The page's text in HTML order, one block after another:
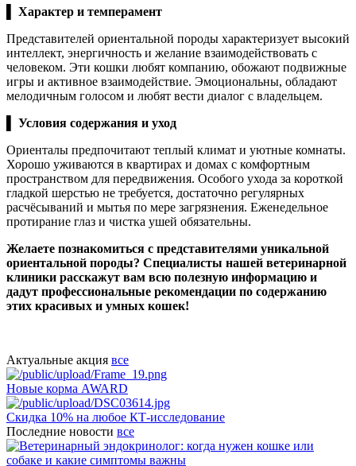
Характер и темперамент
Представителей ориентальной породы характеризует высокий
интеллект, энергичность и желание взаимодействовать с
человеком. Эти кошки любят компанию, обожают подвижные
игры и активное взаимодействие. Эмоциональны, обладают
мелодичным голосом и любят вести диалог с владельцем.
Условия содержания и уход
Ориенталы предпочитают теплый климат и уютные комнаты.
Хорошо уживаются в квартирах и домах с комфортным
пространством для передвижения. Особого ухода за короткой
гладкой шерстью не требуется, достаточно регулярных
расчёсываний и мытья по мере загрязнения. Еженедельное
протирание глаз и чистка ушей обязательны.
Желаете познакомиться с представителями уникальной
ориентальной породы? Специалисты нашей ветеринарной
клиники расскажут вам всю полезную информацию и
дадут профессиональные рекомендации по содержанию
этих красивых и умных кошек!
Актуальные акция все
Новые корма AWARD
Скидка 10% на любое КТ-исследование
Последние новости все